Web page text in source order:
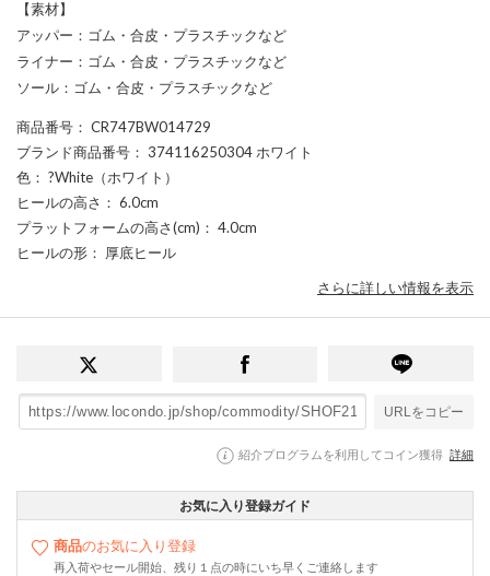
【素材】
アッパー：ゴム・合皮・プラスチックなど
ライナー：ゴム・合皮・プラスチックなど
ソール：ゴム・合皮・プラスチックなど
商品番号 ： CR747BW014729
ブランド商品番号 ： 374116250304 ホワイト
色 ： ?White（ホワイト）
ヒールの高さ ： 6.0cm
プラットフォームの高さ(cm) ： 4.0cm
ヒールの形 ： 厚底ヒール
さらに詳しい情報を表示
URLをコピー
紹介プログラムを利用してコイン獲得 詳細
お気に入り登録ガイド
商品のお気に入り登録
再入荷やセール開始、残り１点の時にいち早くご連絡します